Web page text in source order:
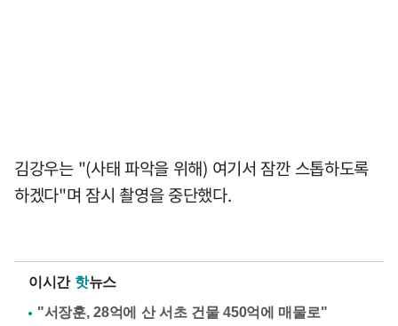
김강우는 "(사태 파악을 위해) 여기서 잠깐 스톱하도록
하겠다"며 잠시 촬영을 중단했다.
이시간 핫뉴스
"서장훈, 28억에 산 서초 건물 450억에 매물로"